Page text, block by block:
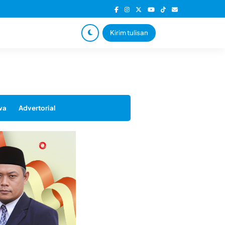
Kirim tulisan
Advertorial